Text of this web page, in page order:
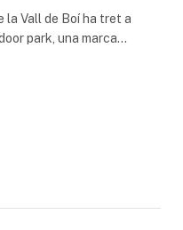
la Vall de Boí ha tret a
park, una marca…